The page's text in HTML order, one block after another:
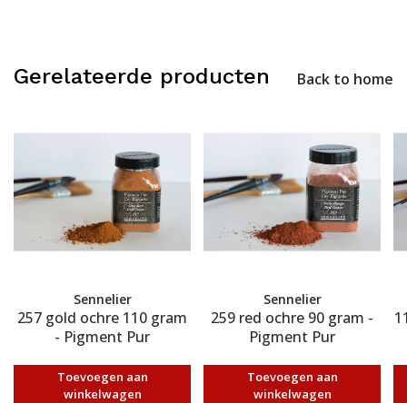
Gerelateerde producten Back to home
Sennelier
257 gold ochre 110 gram
- Pigment Pur
Toevoegen aan
winkelwagen
Sennelier
259 red ochre 90 gram -
Pigment Pur
Toevoegen aan
winkelwagen